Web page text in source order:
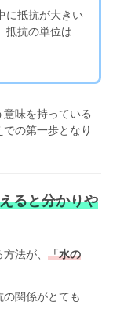
に抵抗が大きい
抵抗の単位は
味を持っている
の第一歩となり
ると分かりや
法が、 「水の
関係がとても